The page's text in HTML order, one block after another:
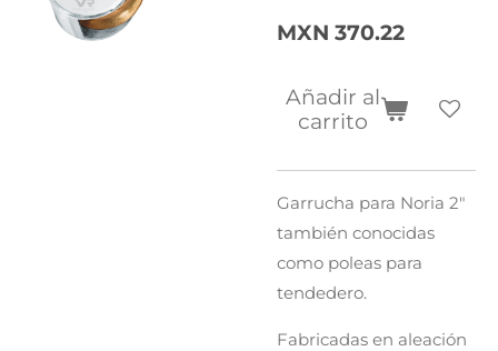
MXN 370.22
Añadir al
carrito
Garrucha para Noria 2"
también conocidas
como poleas para
tendedero.
Fabricadas en aleación